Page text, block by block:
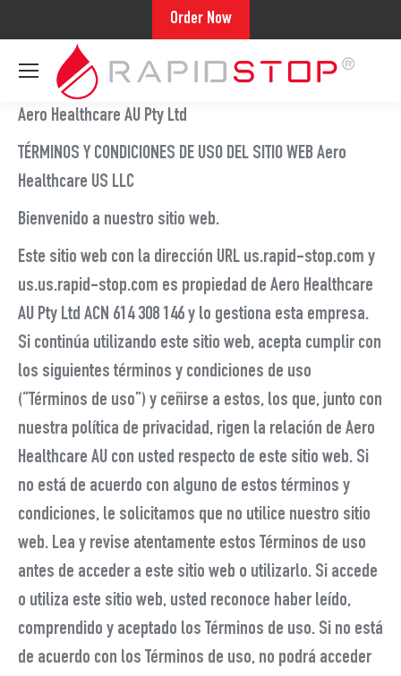
Order Now
Aero Healthcare AU Pty Ltd
TÉRMINOS Y CONDICIONES DE USO DEL SITIO WEB Aero
Healthcare US LLC
Bienvenido a nuestro sitio web.
Este sitio web con la dirección URL us.rapid-stop.com y
us.us.rapid-stop.com es propiedad de Aero Healthcare
AU Pty Ltd ACN 614 308 146 y lo gestiona esta empresa.
Si continúa utilizando este sitio web, acepta cumplir con
los siguientes términos y condiciones de uso
(“Términos de uso”) y ceñirse a estos, los que, junto con
nuestra política de privacidad, rigen la relación de Aero
Healthcare AU con usted respecto de este sitio web. Si
no está de acuerdo con alguno de estos términos y
condiciones, le solicitamos que no utilice nuestro sitio
web. Lea y revise atentamente estos Términos de uso
antes de acceder a este sitio web o utilizarlo. Si accede
o utiliza este sitio web, usted reconoce haber leído,
comprendido y aceptado los Términos de uso. Si no está
de acuerdo con los Términos de uso, no podrá acceder